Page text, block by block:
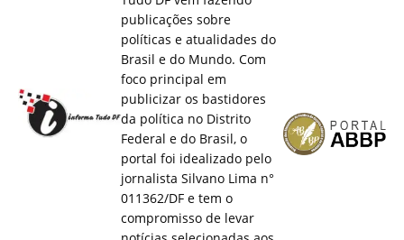
publicações sobre
políticas e atualidades do
Brasil e do Mundo. Com
foco principal em
publicizar os bastidores
da política no Distrito
Federal e do Brasil, o
portal foi idealizado pelo
jornalista Silvano Lima n°
011362/DF e tem o
compromisso de levar